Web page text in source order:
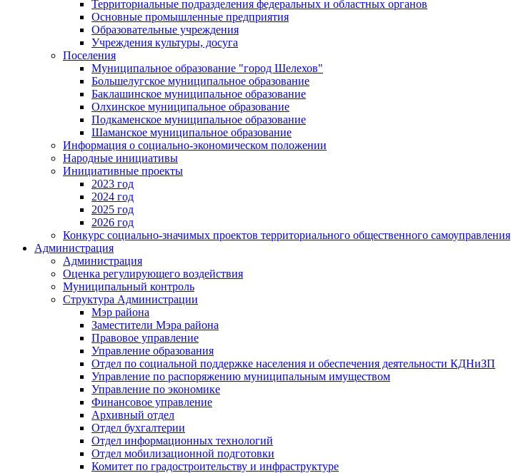
Территориальные подразделения федеральных и областных органов
Основные промышленные предприятия
Образовательные учреждения
Учреждения культуры, досуга
Поселения
Муниципальное образование "город Шелехов"
Большелугское муниципальное образование
Баклашинское муниципальное образование
Олхинское муниципальное образование
Подкаменское муниципальное образование
Шаманское муниципальное образование
Информация о социально-экономическом положении
Народные инициативы
Инициативные проекты
2023 год
2024 год
2025 год
2026 год
Конкурс социально-значимых проектов территориального общественного самоуправления
Администрация
Администрация
Оценка регулирующего воздействия
Муниципальный контроль
Структура Администрации
Мэр района
Заместители Мэра района
Правовое управление
Управление образования
Отдел по социальной поддержке населения и обеспечения деятельности КДНиЗП
Управление по распоряжению муниципальным имуществом
Управление по экономике
Финансовое управление
Архивный отдел
Отдел бухгалтерии
Отдел информационных технологий
Отдел мобилизационной подготовки
Комитет по градостроительству и инфраструктуре